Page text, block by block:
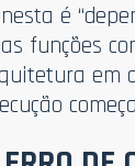
é
funções
em